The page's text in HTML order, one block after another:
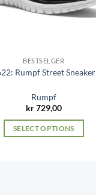
BESTSELGER
Rumpf Street Sneaker
Rumpf
kr729,00
SELECT OPTIONS